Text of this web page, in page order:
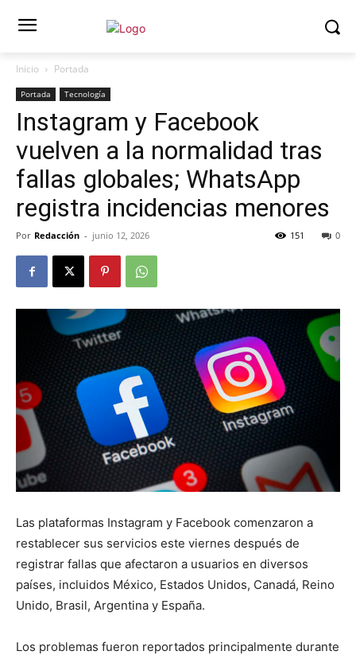
Inicio Portada
Portada Tecnología
Instagram y Facebook
vuelven a la normalidad tras
fallas globales; WhatsApp
registra incidencias menores
Por Redacción - junio 12, 2026 0
151
Las plataformas Instagram y Facebook comenzaron a
restablecer sus servicios este viernes después de
registrar fallas que afectaron a usuarios en diversos
países, incluidos México, Estados Unidos, Canadá, Reino
Unido, Brasil, Argentina y España.
Los problemas fueron reportados principalmente durante